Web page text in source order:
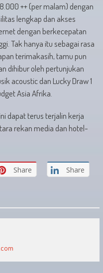
++ (per malam) dengan
lengkap dan akses
dengan berkecepatan
Tak hanya itu sebagai rasa
terimakasih, tamu pun
dihibur oleh pertunjukan
acoustic dan Lucky Draw 1
Asia Afrika.
dapat terus terjalin kerja
rekan media dan hotel-
Share Share